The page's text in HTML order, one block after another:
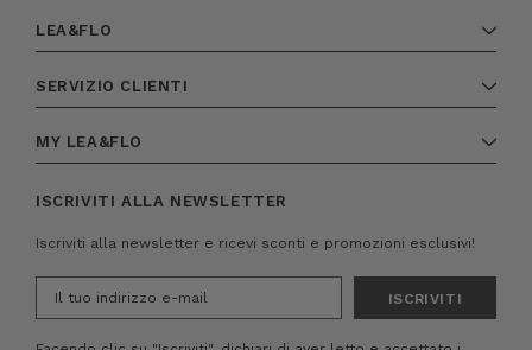
LEA&FLO
SERVIZIO CLIENTI
MY LEA&FLO
ISCRIVITI ALLA NEWSLETTER
Iscriviti alla newsletter e ricevi sconti e promozioni esclusivi!